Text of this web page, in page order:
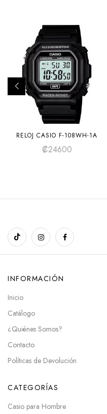
RELOJ CASIO F-108WH-1A
₡24600
INFORMACIÓN
Inicio
Catálogo
¿Quiénes Somos?
Contacto
Políticas de Devolución
CATEGORÍAS
Casio para Hombre